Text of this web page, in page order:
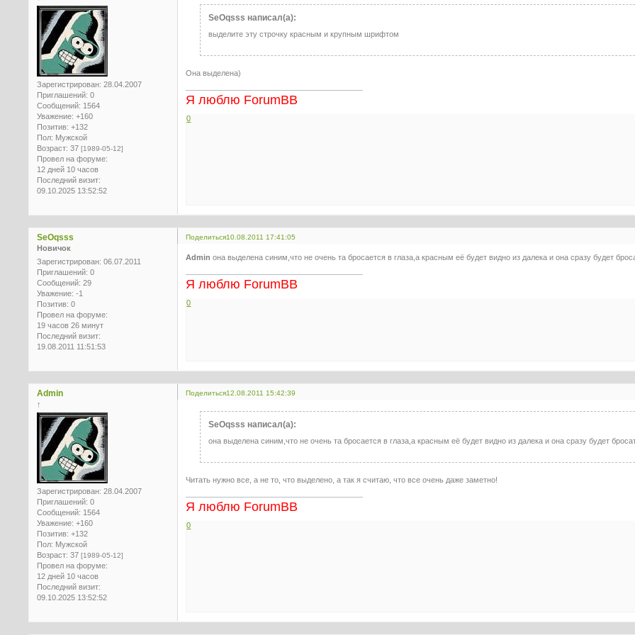
Зарегистрирован: 28.04.2007
Приглашений: 0
Сообщений: 1564
Уважение: +160
Позитив: +132
Пол: Мужской
Возраст: 37[1989-05-12]
Провел на форуме:
12 дней 10 часов
Последний визит:
09.10.2025 13:52:52
SeOqsss написал(а):
выделите эту строчку красным и крупным шрифтом
Она выделена)
Я люблю ForumBB
0
Поделиться10.08.2011 17:41:05
SeOqsss
Новичок
Зарегистрирован: 06.07.2011
Приглашений: 0
Сообщений: 29
Уважение: -1
Позитив: 0
Провел на форуме:
19 часов 26 минут
Последний визит:
19.08.2011 11:51:53
Admin она выделена синим,что не очень та бросается в глаза,а красным её будет видно из далека и она сразу будет
Я люблю ForumBB
0
Поделиться12.08.2011 15:42:39
Admin
↑
Зарегистрирован: 28.04.2007
Приглашений: 0
Сообщений: 1564
Уважение: +160
Позитив: +132
Пол: Мужской
Возраст: 37[1989-05-12]
Провел на форуме:
12 дней 10 часов
Последний визит:
09.10.2025 13:52:52
SeOqsss написал(а):
она выделена синим,что не очень та бросается в глаза,а красным её будет видно из далека и она сразу будет
Читать нужно все, а не то, что выделено, а так я считаю, что все очень даже заметно!
Я люблю ForumBB
0